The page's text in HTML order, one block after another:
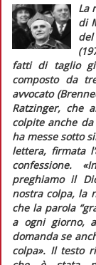
La
di
fattidi taglio
composto da
avvocato
Ratzinger, che
colpite anche
ha messe sotto
lettera, firmata
confessione.
preghiamo il
nostra colpa, la
che la parola
a ogni giorno,
domanda se
colpa». Il testo